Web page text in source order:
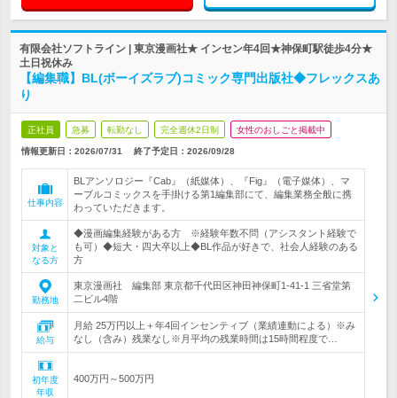
有限会社ソフトライン | 東京漫画社★ インセン年4回★神保町駅徒歩4分★
土日祝休み
【編集職】BL(ボーイズラブ)コミック専門出版社◆フレックスあ
り
正社員 急募 転勤なし 完全週休2日制 女性のおしごと掲載中
情報更新日：2026/07/31 終了予定日： 2026/09/28
仕事内容
BLアンソロジー『Cab』（紙媒体）、『Fig』（電子媒体）、マ
ーブルコミックスを手掛ける第1編集部にて、編集業務全般に携
わっていただきます。
対象と
なる方
◆漫画編集経験がある方 ※経験年数不問（アシスタント経験で
も可）◆短大・四大卒以上◆BL作品が好きで、社会人経験のある
方
勤務地
東京漫画社 編集部 東京都千代田区神田神保町1-41-1 三省堂第
二ビル4階
給与
月給 25万円以上＋年4回インセンティブ（業績連動による）※み
なし（含み）残業なし※月平均の残業時間は15時間程度で…
初年度
年収
400万円～500万円